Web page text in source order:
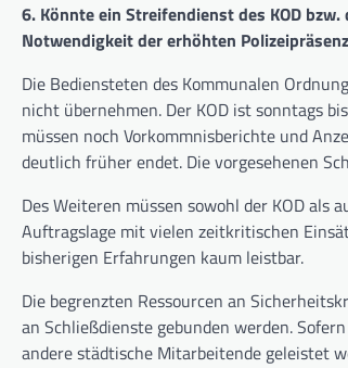
6. Könnte ein Streifendienst des KOD
Notwendigkeit der erhöhten
Die Bediensteten des Kommunalen
nicht übernehmen. Der KOD ist sonntags
müssen noch Vorkommnisberichte und
deutlich früher endet. Die vorgesehenen
Des Weiteren müssen sowohl der KOD als
Auftragslage mit vielen zeitkritischen
bisherigen Erfahrungen kaum leistbar.
Die begrenzten Ressourcen an
an Schließdienste gebunden werden.
andere städtische Mitarbeitende geleistet